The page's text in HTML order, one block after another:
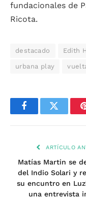
fundacionales de
Ricota.
destacado Edith
urbana play
FacebookTwitter
ARTÍCULO
Matías Martin se
del Indio Solari y
su encuntro en
una entrevista